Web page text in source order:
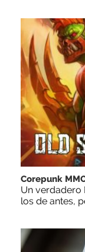
Corepunk
Un verdadero
los de antes,